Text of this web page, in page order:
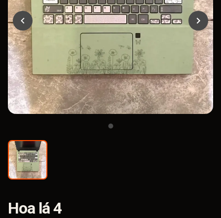
Hoa lá 4